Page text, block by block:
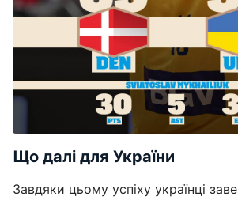
Що далі для України
Завдяки цьому успіху українці